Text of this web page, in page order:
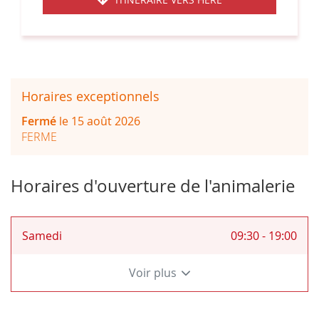
JUSQU'AU
MAGASIN
ANIMALIS
Horaires exceptionnels
Fermé le 15 août 2026
FERME
Horaires d'ouverture de l'animalerie
Horaires
Samedi 09:30- 19:00
Voir plus
et
les